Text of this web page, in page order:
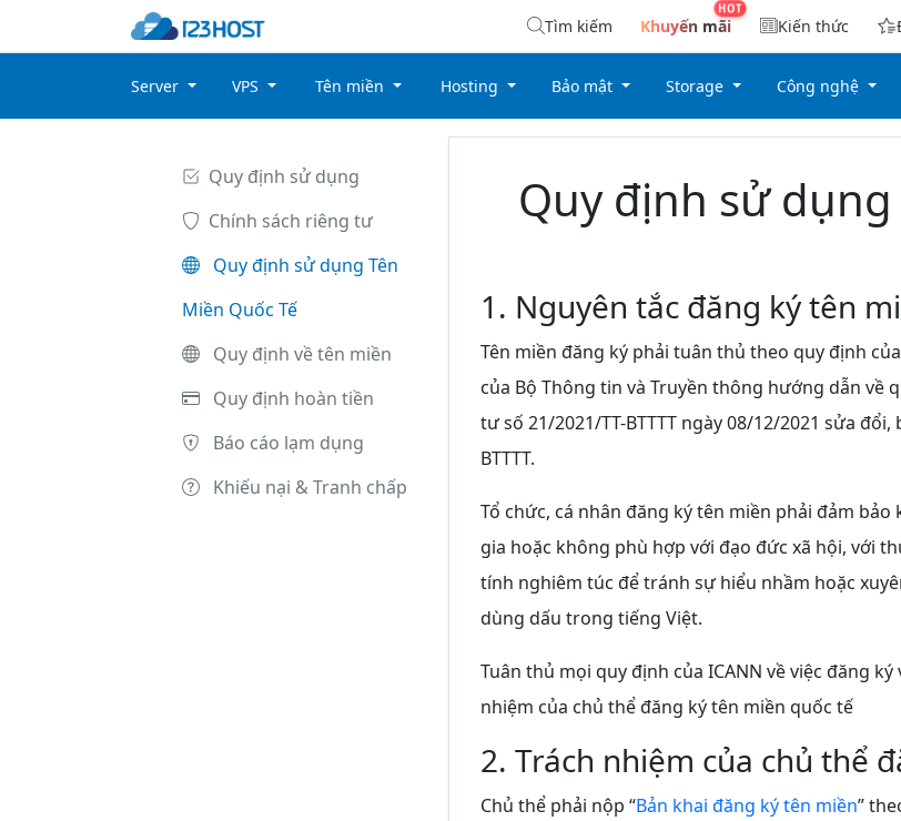
Tìm kiếm Khuyến mãi Kiến thức
Server VPS Tên miền Hosting Bảo mật Storage Công nghệ
Quy định sử dụng
Chính sách riêng tư
Quy định sử dụng Tên
Miền Quốc Tế
Quy định về tên miền
Quy định hoàn tiền
Báo cáo lạm dụng
Khiếu nại & Tranh chấp
Quy định sử dụng
1. Nguyên tắc đăng ký tên
Tên miền đăng ký phải tuân thủ theo quy định
của Bộ Thông tin và Truyền thông hướng dẫn về
tư số 21/2021/TT-BTTTT ngày 08/12/2021 sửa
BTTTT.
Tổ chức, cá nhân đăng ký tên miền phải đảm
gia hoặc không phù hợp với đạo đức xã hội, với
tính nghiêm túc để tránh sự hiểu nhầm hoặc
dùng dấu trong tiếng Việt.
Tuân thủ mọi quy định của ICANN về việc đăng
nhiệm của chủ thể đăng ký tên miền quốc tế
2. Trách nhiệm của chủ thể
Chủ thể phải nộp “Bản khai đăng ký tên miền”